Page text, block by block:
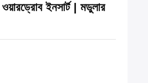
ওয়ারড্রোব ইনসার্ট | মডুলার